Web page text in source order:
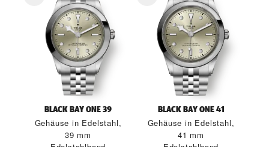
BLACK BAY ONE 39
Gehäuse in Edelstahl,
39 mm
BLACK BAY ONE 41
Gehäuse in Edelstahl,
41 mm